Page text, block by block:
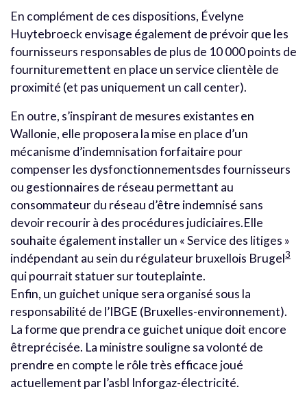
En complément de ces dispositions, Évelyne
Huytebroeck envisage également de prévoir que les
fournisseurs responsables de plus de 10 000 points de
fournituremettent en place un service clientèle de
proximité (et pas uniquement un call center).
En outre, s’inspirant de mesures existantes en
Wallonie, elle proposera la mise en place d’un
mécanisme d’indemnisation forfaitaire pour
compenser les dysfonctionnementsdes fournisseurs
ou gestionnaires de réseau permettant au
consommateur du réseau d’être indemnisé sans
devoir recourir à des procédures judiciaires.Elle
souhaite également installer un « Service des litiges »
indépendant au sein du régulateur bruxellois Brugel3
qui pourrait statuer sur touteplainte.
Enfin, un guichet unique sera organisé sous la
responsabilité de l’IBGE (Bruxelles-environnement).
La forme que prendra ce guichet unique doit encore
êtreprécisée. La ministre souligne sa volonté de
prendre en compte le rôle très efficace joué
actuellement par l’asbl Inforgaz-électricité.